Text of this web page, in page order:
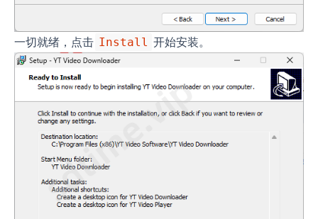
一切就绪，点击 Install 开始安装。